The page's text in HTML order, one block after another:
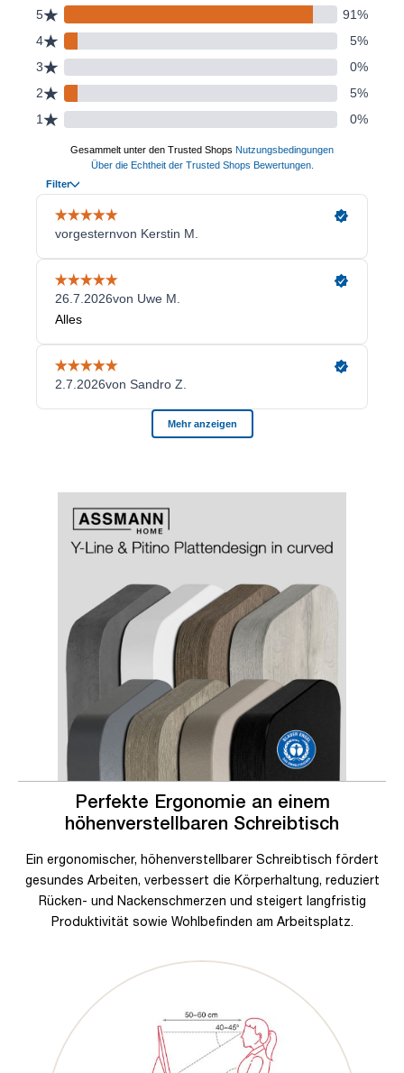
Perfekte Ergonomie an einem
höhenverstellbaren Schreibtisch
Ein ergonomischer, höhenverstellbarer Schreibtisch fördert
gesundes Arbeiten, verbessert die Körperhaltung, reduziert
Rücken- und Nackenschmerzen und steigert langfristig
Produktivität sowie Wohlbefinden am Arbeitsplatz.